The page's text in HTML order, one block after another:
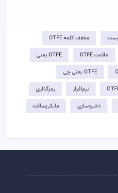
مخفف کلمه OTFE
علامت OTFE OTFE یعنی
OTFE یعنی چی
نرم‌افزار رمزگذاری
ذخیره‌سازی مایکروسافت